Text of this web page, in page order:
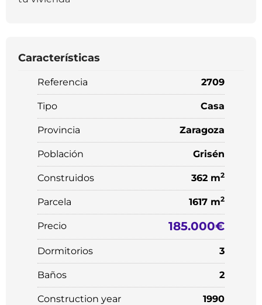
Características
Referencia 2709
Tipo Casa
Provincia Zaragoza
Población Grisén
Construidos 362 m2
Parcela 1617 m2
Precio 185.000€
Dormitorios 3
Baños 2
Construction year 1990